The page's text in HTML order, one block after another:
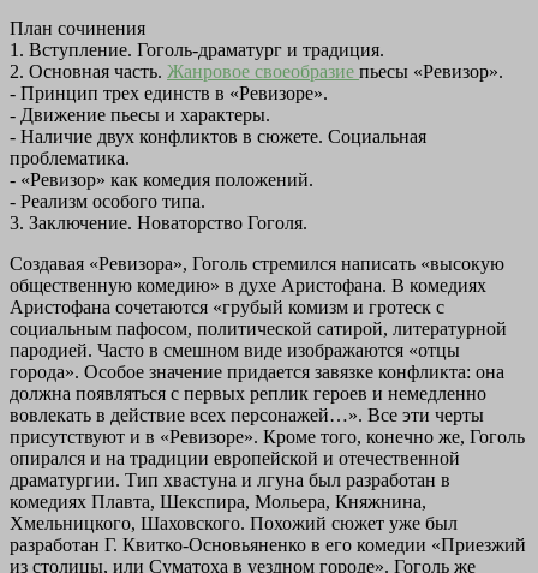
План сочинения
1. Вступление. Гоголь-драматург и традиция.
2. Основная часть. Жанровое своеобразие пьесы «Ревизор».
- Принцип трех единств в «Ревизоре».
- Движение пьесы и характеры.
- Наличие двух конфликтов в сюжете. Социальная
проблематика.
- «Ревизор» как комедия положений.
- Реализм особого типа.
3. Заключение. Новаторство Гоголя.
Создавая «Ревизора», Гоголь стремился написать «высокую
общественную комедию» в духе Аристофана. В комедиях
Аристофана сочетаются «грубый комизм и гротеск с
социальным пафосом, политической сатирой, литературной
пародией. Часто в смешном виде изображаются «отцы
города». Особое значение придается завязке конфликта: она
должна появляться с первых реплик героев и немедленно
вовлекать в действие всех персонажей…». Все эти черты
присутствуют и в «Ревизоре». Кроме того, конечно же, Гоголь
опирался и на традиции европейской и отечественной
драматургии. Тип хвастуна и лгуна был разработан в
комедиях Плавта, Шекспира, Мольера, Княжнина,
Хмельницкого, Шаховского. Похожий сюжет уже был
разработан Г. Квитко-Основьяненко в его комедии «Приезжий
из столицы, или Суматоха в уездном городе». Гоголь же